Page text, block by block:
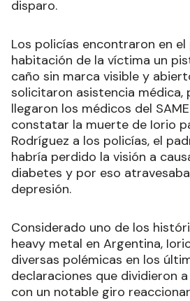
disparo.
Los policías encontraron en el
habitación de la víctima un
caño sin marca visible y
solicitaron asistencia médica,
llegaron los médicos del
constatar la muerte de Iorio
Rodríguez a los policías, el
habría perdido la visión a
diabetes y por eso
depresión.
Considerado uno de los
heavy metal en Argentina,
diversas polémicas en los
declaraciones que dividieron
con un notable giro